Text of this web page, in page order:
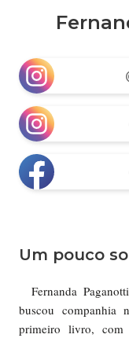
Um pouco
Fernanda
buscou companhia
primeiro livro,